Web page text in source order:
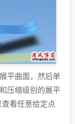
平曲面，然后单
压缩级别的展平
看任意给定点